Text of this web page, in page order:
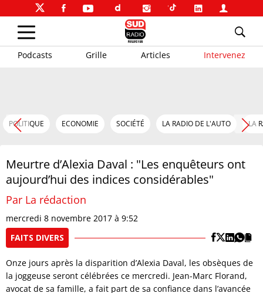
Podcasts Grille Articles Intervenez
POLITIQUE ECONOMIE SOCIÉTÉ LA RADIO DE L'AUTO LA
Meurtre d’Alexia Daval : "Les enquêteurs ont
aujourd’hui des indices considérables"
Par La rédaction
mercredi 8 novembre 2017 à 9:52
FAITS DIVERS
Onze jours après la disparition d’Alexia Daval, les obsèques de
la joggeuse seront célébrées ce mercredi. Jean-Marc Florand,
avocat de sa famille, a fait part de sa confiance dans l’avancée